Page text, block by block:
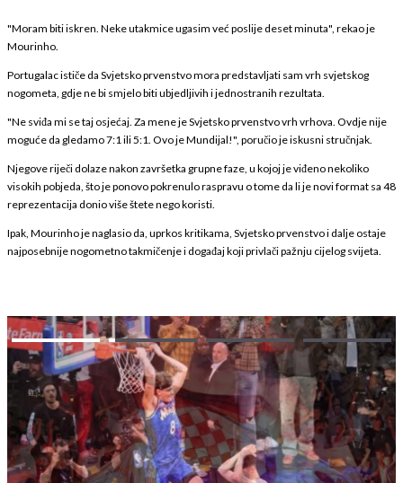
"Moram biti iskren. Neke utakmice ugasim već poslije deset minuta", rekao je
Mourinho.
Portugalac ističe da Svjetsko prvenstvo mora predstavljati sam vrh svjetskog
nogometa, gdje ne bi smjelo biti ubjedljivih i jednostranih rezultata.
"Ne sviđa mi se taj osjećaj. Za mene je Svjetsko prvenstvo vrh vrhova. Ovdje nije
moguće da gledamo 7:1 ili 5:1. Ovo je Mundijal!", poručio je iskusni stručnjak.
Njegove riječi dolaze nakon završetka grupne faze, u kojoj je viđeno nekoliko
visokih pobjeda, što je ponovo pokrenulo raspravu o tome da li je novi format sa 48
reprezentacija donio više štete nego koristi.
Ipak, Mourinho je naglasio da, uprkos kritikama, Svjetsko prvenstvo i dalje ostaje
najposebnije nogometno takmičenje i događaj koji privlači pažnju cijelog svijeta.